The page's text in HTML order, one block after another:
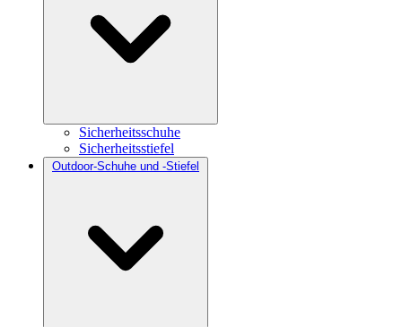
Sicherheitsschuhe
Sicherheitsstiefel
Outdoor-Schuhe und -Stiefel